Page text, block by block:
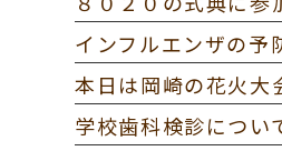
本日は岡崎の花火大
学校歯科検診につい